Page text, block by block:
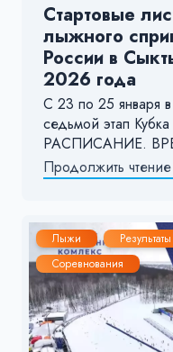
Стартовые
лыжного
России в
2026 года
С 23 по 25 января
седьмой этап
РАСПИСАНИЕ.
Продолжить чтение
Лыжи
Соревнования